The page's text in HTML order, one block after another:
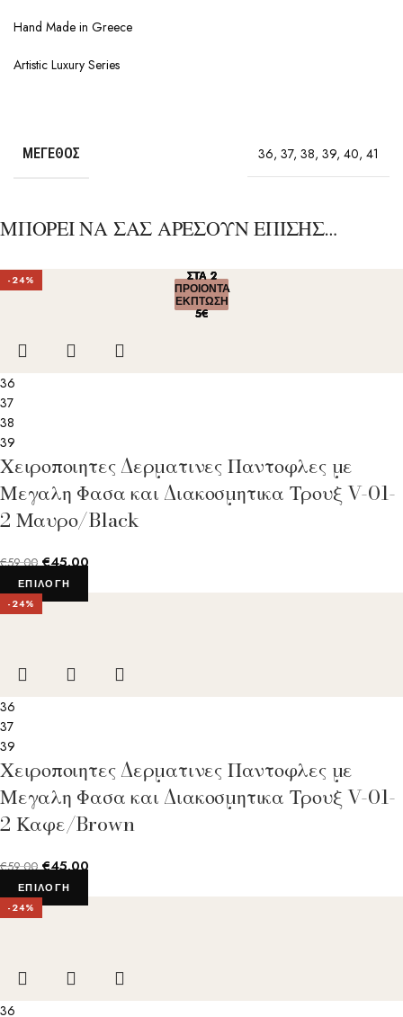
Hand Made in Greece
Artistic Luxury Series
ΜΈΓΕΘΟΣ 36, 37, 38, 39, 40, 41
ΜΠΟΡΕΙ ΝΑ ΣΑΣ ΑΡΕΣΟΥΝ ΕΠΙΣΗΣ…
-24% ΣΤΑ 2
ΠΡΟΙΟΝΤΑ
ΕΚΠΤΩΣΗ
5€
36
37
38
39
Χειροποιητες Δερματινες Παντοφλες με
Μεγαλη Φασα και Διακοσμητικα Τρουξ V-01-
2 Μαυρο/Black
€59.00 €45.00
ΕΠΙΛΟΓΉ
-24%
ΣΤΑ 2
ΠΡΟΙΟΝΤΑ
ΕΚΠΤΩΣΗ
5€
36
37
39
Χειροποιητες Δερματινες Παντοφλες με
Μεγαλη Φασα και Διακοσμητικα Τρουξ V-01-
2 Καφε/Brown
€59.00 €45.00
ΕΠΙΛΟΓΉ
-24%
ΣΤΑ 2
ΠΡΟΙΟΝΤΑ
ΕΚΠΤΩΣΗ
5€
36
ΣΤΑ 2
ΠΡΟΙΟΝΤΑ
ΕΚΠΤΩΣΗ
5€
ΣΤΑ 2
ΠΡΟΙΟΝΤΑ
ΕΚΠΤΩΣΗ
5€